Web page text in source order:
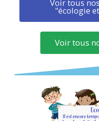
Voir tous
"écologie
Voir tous